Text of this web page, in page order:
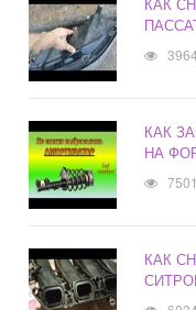
3964
КАК
НА
7501
КАК